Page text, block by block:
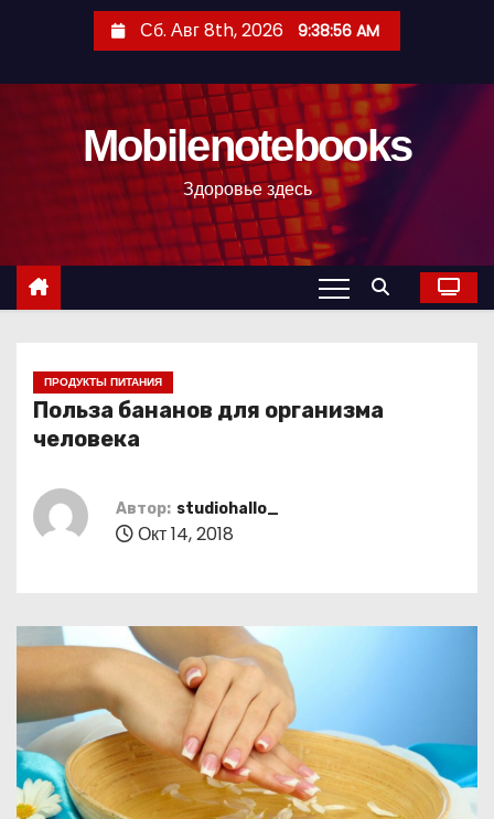
с
Сб. Авг 8th, 2026 9:38:57 AM
Mobilenotebooks
Здоровье здесь
ПРОДУКТЫ ПИТАНИЯ
Польза бананов для организма
человека
Автор: studiohallo_
Окт 14, 2018